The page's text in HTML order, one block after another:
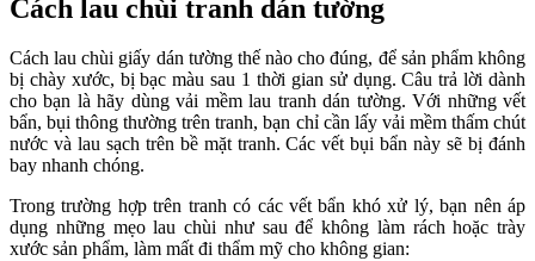
Cách lau chùi tranh dán tường
Cách lau chùi giấy dán tường thế nào cho đúng, để sản phẩm không
bị chày xước, bị bạc màu sau 1 thời gian sử dụng. Câu trả lời dành
cho bạn là hãy dùng vải mềm lau tranh dán tường. Với những vết
bẩn, bụi thông thường trên tranh, bạn chỉ cần lấy vải mềm thấm chút
nước và lau sạch trên bề mặt tranh. Các vết bụi bẩn này sẽ bị đánh
bay nhanh chóng.
Trong trường hợp trên tranh có các vết bẩn khó xử lý, bạn nên áp
dụng những mẹo lau chùi như sau để không làm rách hoặc trày
xước sản phẩm, làm mất đi thẩm mỹ cho không gian: